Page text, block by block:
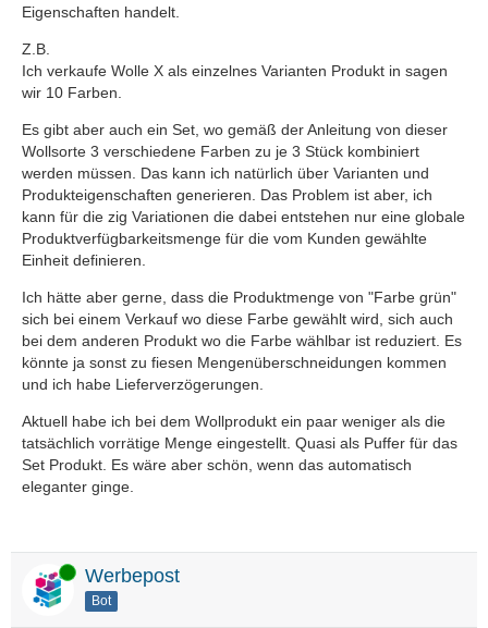
Eigenschaften handelt.
Z.B.
Ich verkaufe Wolle X als einzelnes Varianten Produkt in sagen
wir 10 Farben.
Es gibt aber auch ein Set, wo gemäß der Anleitung von dieser
Wollsorte 3 verschiedene Farben zu je 3 Stück kombiniert
werden müssen. Das kann ich natürlich über Varianten und
Produkteigenschaften generieren. Das Problem ist aber, ich
kann für die zig Variationen die dabei entstehen nur eine globale
Produktverfügbarkeitsmenge für die vom Kunden gewählte
Einheit definieren.
Ich hätte aber gerne, dass die Produktmenge von "Farbe grün"
sich bei einem Verkauf wo diese Farbe gewählt wird, sich auch
bei dem anderen Produkt wo die Farbe wählbar ist reduziert. Es
könnte ja sonst zu fiesen Mengenüberschneidungen kommen
und ich habe Lieferverzögerungen.
Aktuell habe ich bei dem Wollprodukt ein paar weniger als die
tatsächlich vorrätige Menge eingestellt. Quasi als Puffer für das
Set Produkt. Es wäre aber schön, wenn das automatisch
eleganter ginge.
Online Werbepost
Bot